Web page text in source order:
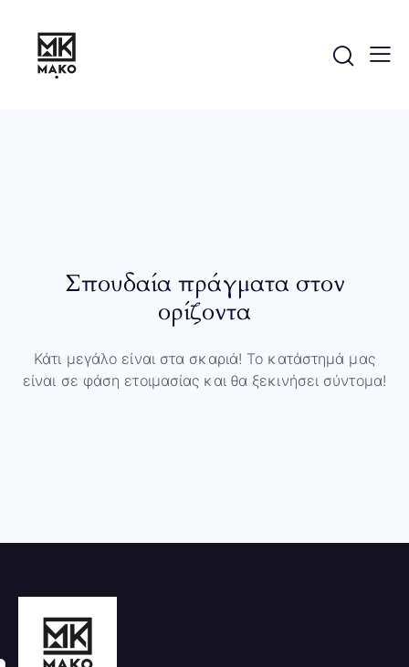
Σπουδαία πράγματα στον
ορίζοντα
Κάτι μεγάλο είναι στα σκαριά! Το κατάστημά μας
είναι σε φάση ετοιμασίας και θα ξεκινήσει σύντομα!